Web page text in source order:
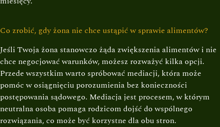
Co zrobić, gdy żona nie chce ustąpić w sprawie alimentów?
Jeśli Twoja żona stanowczo żąda zwiększenia alimentów i nie
chce negocjować warunków, możesz rozważyć kilka opcji.
Przede wszystkim warto spróbować mediacji, która może
pomóc w osiągnięciu porozumienia bez konieczności
postępowania sądowego. Mediacja jest procesem, w którym
neutralna osoba pomaga rodzicom dojść do wspólnego
rozwiązania, co może być korzystne dla obu stron.